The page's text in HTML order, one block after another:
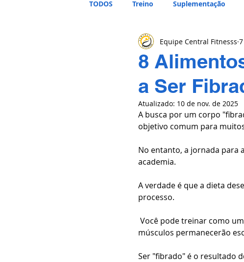
TODOS Treino Suplementação
8
a Ser
Equipe Central Fitnesss
Atualizado: 10 de nov. de 2025
A busca por um corpo
objetivo comum para
No entanto, a jornada para
academia.
A verdade é que a dieta
processo.
músculos permanecerão
Ser "fibrado" é o resultado